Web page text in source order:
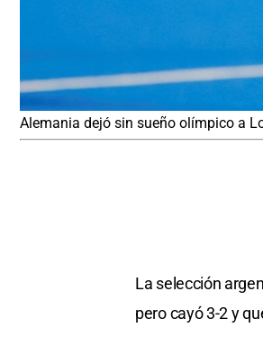
Alemania dejó sin sueño olímpico a
La selección
pero cayó 3-2 y